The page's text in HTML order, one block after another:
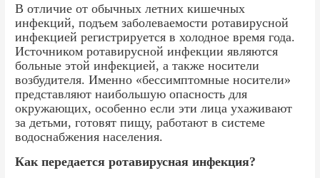
В отличие от обычных летних кишечных
инфекций, подъем заболеваемости ротавирусной
инфекцией регистрируется в холодное время года.
Источником ротавирусной инфекции являются
больные этой инфекцией, а также носители
возбудителя. Именно «бессимптомные носители»
представляют наибольшую опасность для
окружающих, особенно если эти лица ухаживают
за детьми, готовят пищу, работают в системе
водоснабжения населения.
Как передается ротавирусная инфекция?